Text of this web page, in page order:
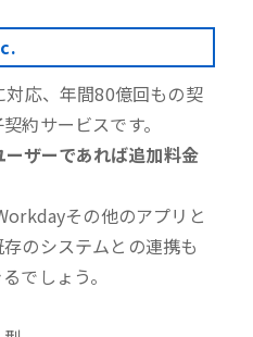
応、年間80億回もの契
約サービスです。
ザーであれば追加料金
その他のアプリと
のシステムとの連携も
でしょう。